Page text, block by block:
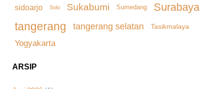
sidoarjo Solo Sukabumi Sumedang Surabaya
tangerang tangerang selatan Tasikmalaya
Yogyakarta
ARSIP